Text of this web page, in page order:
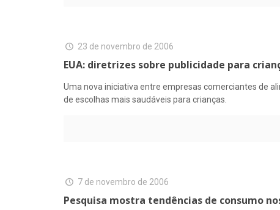
23 de novembro de 2006
EUA: diretrizes sobre publicidade para
Uma nova iniciativa entre empresas comerciantes de
de escolhas mais saudáveis para crianças.
7 de novembro de 2006
Pesquisa mostra tendências de consumo